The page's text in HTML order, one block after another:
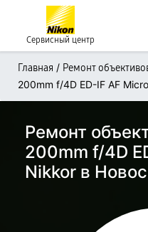
Сервисный центр
Главная / Ремонт
200mm f/4D ED-IF AF
Ремонт
200mm f/4D
Nikkor в